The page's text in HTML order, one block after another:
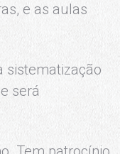
e as aulas
sistematização
será